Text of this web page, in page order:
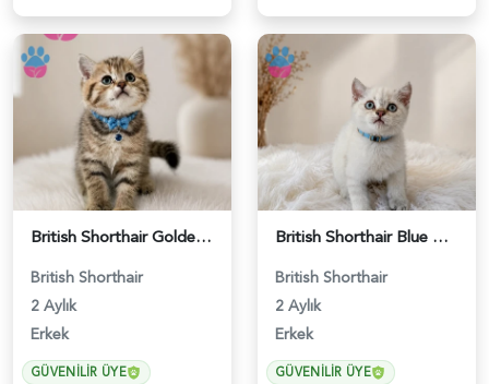
British Shorthair Golden Black Erkek - 5208
British Shorthair
2 Aylık
Erkek
GÜVENILIR ÜYE
British Shorthair Blue Point Erkek Yavrumuz - 5211
British Shorthair
2 Aylık
Erkek
GÜVENILIR ÜYE